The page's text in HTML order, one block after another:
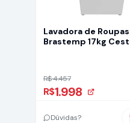
Lavadora de Roupas
Brastemp 17kg
R$ 4.457
R$1.998
Dúvidas?